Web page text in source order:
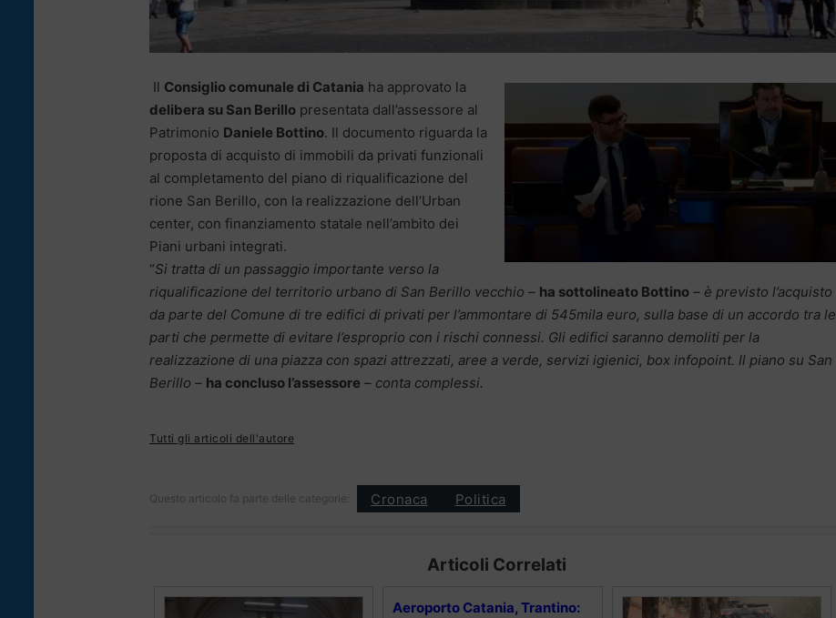
Il Consiglio comunale di Catania ha approvato la
delibera su San Berillo presentata dall’assessore al
Patrimonio Daniele Bottino. Il documento riguarda la
proposta di acquisto di immobili da privati funzionali
al completamento del piano di riqualificazione del
rione San Berillo, con la realizzazione dell’Urban
center, con finanziamento statale nell’ambito dei
Piani urbani integrati.
“Si tratta di un passaggio importante verso la
riqualificazione del territorio urbano di San Berillo vecchio – ha sottolineato Bottino – è previsto l’acquisto
da parte del Comune di tre edifici di privati per l’ammontare di 545mila euro, sulla base di un accordo tra le
parti che permette di evitare l’esproprio con i rischi connessi. Gli edifici saranno demoliti per la
realizzazione di una piazza con spazi attrezzati, aree a verde, servizi igienici, box infopoint. Il piano su San
Berillo – ha concluso l’assessore – conta complessi.
Tutti gli articoli dell'autore
Questo articolo fa parte delle categorie: Cronaca Politica
Articoli Correlati
Aeroporto Catania, Trantino: